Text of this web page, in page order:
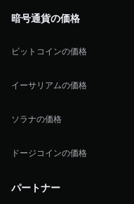
暗号通貨の価格
ビットコインの価格
イーサリアムの価格
ソラナの価格
ドージコインの価格
パートナー